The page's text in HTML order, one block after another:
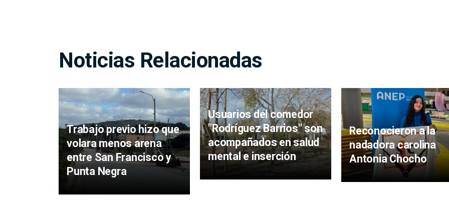
Noticias Relacionadas
Trabajo previo hizo que
volara menos arena
entre San Francisco y
Punta Negra
Usuarios del comedor
"Rodríguez Barrios" son
acompañados en salud
mental e inserción
Reconocieron a la
nadadora carolina
Antonia Chocho